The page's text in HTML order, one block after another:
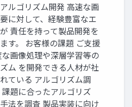
ルゴリズム開発 高速な画
に対して、経験豊富なエ
責任を持って製品開発を
す。 お客様の課題 ご支援
画像処理や深層学習等の
ム を開発できる人材が社
ている アルゴリズム調
題に合ったアルゴリズ
法を調査 製品実装に向け